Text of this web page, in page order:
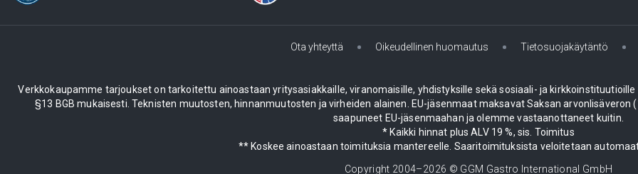
Ota yhteyttä Oikeudellinen huomautus Tietosuojakäytäntö
Verkkokaupamme tarjoukset on tarkoitettu ainoastaan yritysasiakkaille, viranomaisille, yhdistyksille sekä sosiaali- ja
§13 BGB mukaisesti. Teknisten muutosten, hinnanmuutosten ja virheiden alainen. EU-jäsenmaat maksavat Saksan
saapuneet EU-jäsenmaahan ja olemme vastaanottaneet kuitin.
* Kaikki hinnat plus ALV 19 %, sis. Toimitus
** Koskee ainoastaan toimituksia mantereelle. Saaritoimituksista veloitetaan
Copyright 2004–2026 © GGM Gastro International GmbH